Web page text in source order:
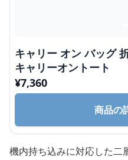
キャリー オン バッグ
キャリーオントート
¥7,360
商品の
機内持ち込みに対応した二